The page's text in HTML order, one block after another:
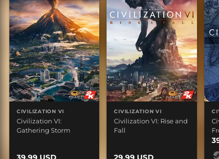
CIVILIZATION VI
Civilization VI:
Gathering Storm
CIVILIZATION VI
Civilization VI: Rise and
Fall